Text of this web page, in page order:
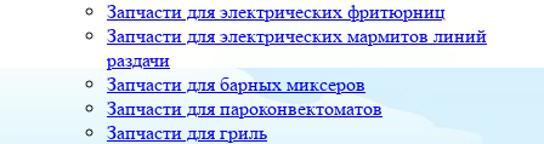
Запчасти для электрических фритюрниц
Запчасти для электрических мармитов линий
раздачи
Запчасти для барных миксеров
Запчасти для пароконвектоматов
Запчасти для гриль